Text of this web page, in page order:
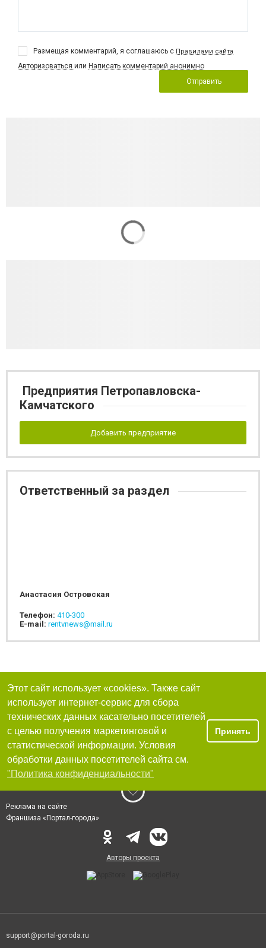
Размещая комментарий, я соглашаюсь с Правилами сайта
Авторизоваться или Написать комментарий анонимно
Отправить
Предприятия Петропавловска-
Камчатского
Добавить предприятие
Ответственный за раздел
Анастасия Островская
Телефон: 410-300
E-mail: rentvnews@mail.ru
Этот сайт использует «cookies». Также сайт
использует интернет-сервис для сбора
технических данных касательно посетителей
с целью получения маркетинговой и
статистической информации. Условия
обработки данных посетителей сайта см.
"Политика конфиденциальности"
Принять
Реклама на сайте
Франшиза «Портал-города»
Авторы проекта
support@portal-goroda.ru